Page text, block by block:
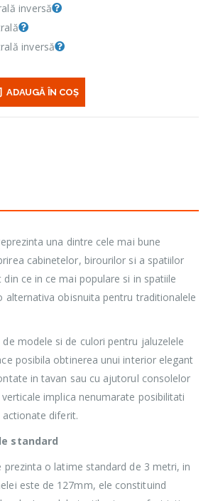
inversă
inversă
ADAUGĂ ÎN COȘ
una dintre cele mai bune
cabinetelor, birourilor si a spatiilor
din ce in ce mai populare si in spatiile
alternativa obisnuita pentru traditionalele
modele si de culori pentru jaluzelele
posibila obtinerea unui interior elegant
in tavan sau cu ajutorul consolelor
implica nenumarate posibilitati
diferit.
standard
prezinta o latime standard de 3 metri, in
este de 127mm, ele constituind